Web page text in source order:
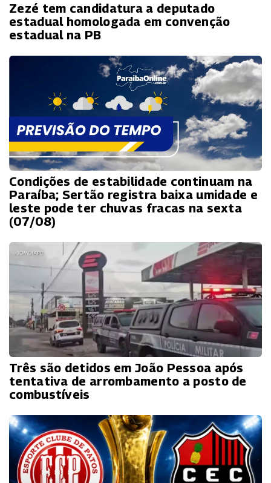
Zezé tem candidatura a deputado
estadual homologada em convenção
estadual na PB
Condições de estabilidade continuam na
Paraíba; Sertão registra baixa umidade e
leste pode ter chuvas fracas na sexta
(07/08)
Três são detidos em João Pessoa após
tentativa de arrombamento a posto de
combustíveis